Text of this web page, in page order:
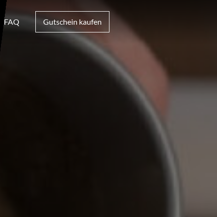
FAQ Gutschein kaufen